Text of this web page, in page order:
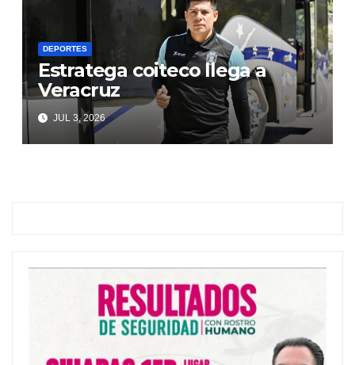
DEPORTES
Estratega coiteco llega a
Veracruz
JUL 3, 2026